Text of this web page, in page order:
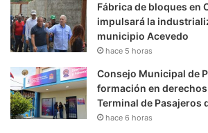
Fábrica de bloques en
impulsará la
municipio Acevedo
hace 5 horas
Consejo Municipal de
formación en
Terminal de Pasajeros
hace 6 horas